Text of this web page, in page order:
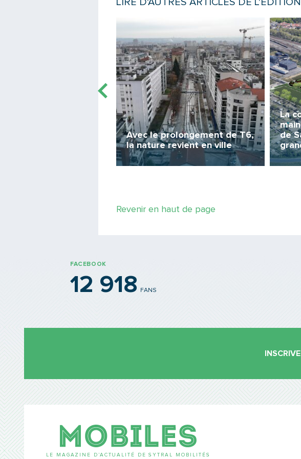
LIRE D'AUTRES ARTICLES DE
Lire la suite Lire la
Avec le prolongement de T6,
la nature revient en ville
La
de
Revenir en haut de page
FACEBOOK
12 918 FANS
LE MAGAZINE D’ACTUALITÉ DE SYTRAL MOBILITÉS